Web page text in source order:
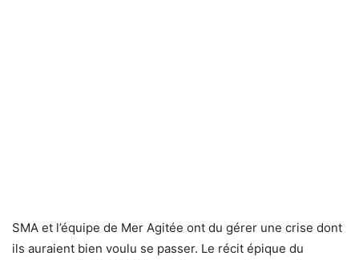
SMA et l’équipe de Mer Agitée ont du gérer une crise dont
ils auraient bien voulu se passer. Le récit épique du